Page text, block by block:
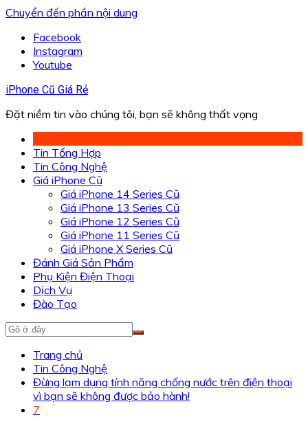
Chuyển đến phần nội dung
Facebook
Instagram
Youtube
iPhone Cũ Giá Rẻ
Đặt niềm tin vào chúng tôi, bạn sẽ không thất vọng
Tin Tổng Hợp
Tin Công Nghệ
Giá iPhone Cũ
Giá iPhone 14 Series Cũ
Giá iPhone 13 Series Cũ
Giá iPhone 12 Series Cũ
Giá iPhone 11 Series Cũ
Giá iPhone X Series Cũ
Đánh Giá Sản Phẩm
Phụ Kiện Điện Thoại
Dịch Vụ
Đào Tạo
Trang chủ
Tin Công Nghệ
Đừng lạm dụng tính năng chống nước trên điện thoại
vì bạn sẽ không được bảo hành!
7